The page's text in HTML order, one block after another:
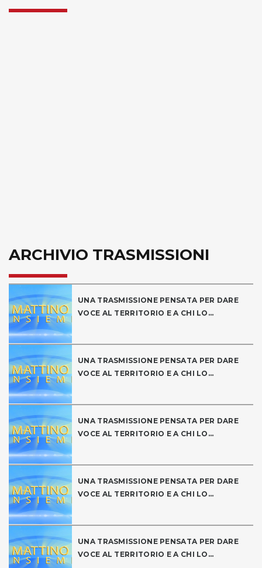
ARCHIVIO TRASMISSIONI
UNA TRASMISSIONE PENSATA PER DARE
VOCE AL TERRITORIO E A CHI LO...
UNA TRASMISSIONE PENSATA PER DARE
VOCE AL TERRITORIO E A CHI LO...
UNA TRASMISSIONE PENSATA PER DARE
VOCE AL TERRITORIO E A CHI LO...
UNA TRASMISSIONE PENSATA PER DARE
VOCE AL TERRITORIO E A CHI LO...
UNA TRASMISSIONE PENSATA PER DARE
VOCE AL TERRITORIO E A CHI LO...